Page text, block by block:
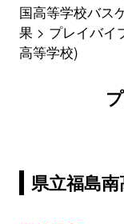
国高等学校バス
果
プレイバイ
高等学校)
県立福島